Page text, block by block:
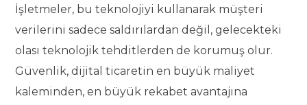
İşletmeler, bu teknolojiyi kullanarak müşteri
verilerini sadece saldırılardan değil, gelecekteki
olası teknolojik tehditlerden de korumuş olur.
Güvenlik, dijital ticaretin en büyük maliyet
kaleminden, en büyük rekabet avantajına